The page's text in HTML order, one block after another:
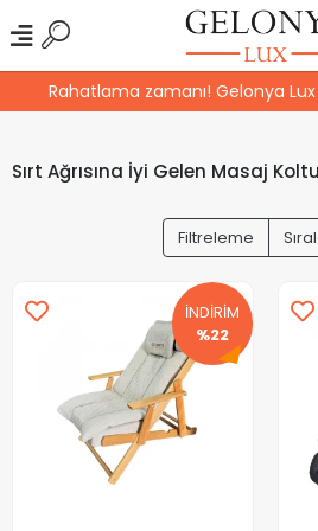
Rahatlama zamanı! Gelonya
Sırt Ağrısına İyi Gelen Masaj
Filtreleme
İNDİRİM
%22